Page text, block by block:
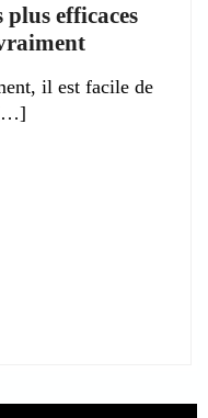
plus efficaces
il est facile de